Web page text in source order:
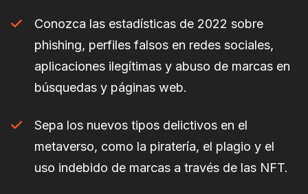
Conozca las estadísticas de 2022 sobre
phishing, perfiles falsos en redes sociales,
aplicaciones ilegítimas y abuso de marcas en
búsquedas y páginas web.
Sepa los nuevos tipos delictivos en el
metaverso, como la piratería, el plagio y el
uso indebido de marcas a través de las NFT.